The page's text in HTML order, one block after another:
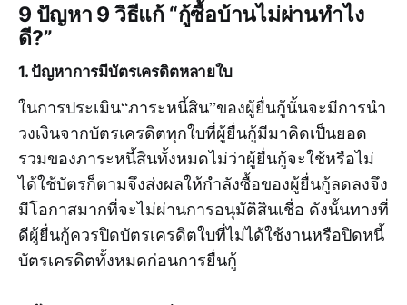
9 ปัญหา 9 วิธีแก้ “กู้ซื้อบ้านไม่ผ่านทำไง
ดี?”
1. ปัญหาการมีบัตรเครดิตหลายใบ
ในการประเมิน“ภาระหนี้สิน”ของผู้ยื่นกู้นั้นจะมีการนำ
วงเงินจากบัตรเครดิตทุกใบที่ผู้ยื่นกู้มีมาคิดเป็นยอด
รวมของภาระหนี้สินทั้งหมดไม่ว่าผู้ยื่นกู้จะใช้หรือไม่
ได้ใช้บัตรก็ตามจึงส่งผลให้กำลังซื้อของผู้ยื่นกู้ลดลงจึง
มีโอกาสมากที่จะไม่ผ่านการอนุมัติสินเชื่อ ดังนั้นทางที่
ดีผู้ยื่นกู้ควรปิดบัตรเครดิตใบที่ไม่ได้ใช้งานหรือปิดหนี้
บัตรเครดิตทั้งหมดก่อนการยื่นกู้